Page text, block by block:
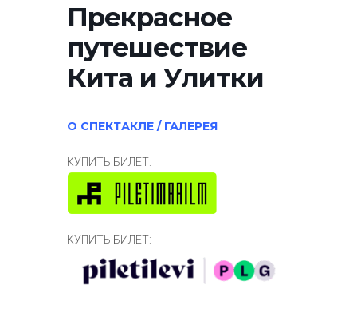
Прекрасное
путешествие
Кита и Улитки
О СПЕКТАКЛЕ / ГАЛЕРЕЯ
КУПИТЬ БИЛЕТ:
КУПИТЬ БИЛЕТ: